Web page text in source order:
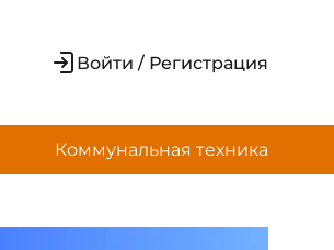
Войти / Регистрация
Коммунальная техника